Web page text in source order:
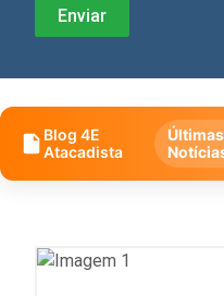
Blog 4E
Atacadista
Últimas